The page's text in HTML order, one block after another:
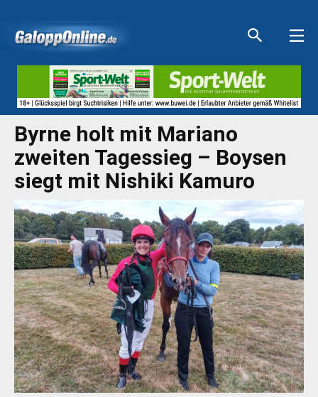
Byrne holt mit Mariano
zweiten Tagessieg – Boysen
siegt mit Nishiki Kamuro